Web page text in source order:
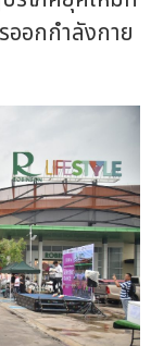
อกกำลังกาย